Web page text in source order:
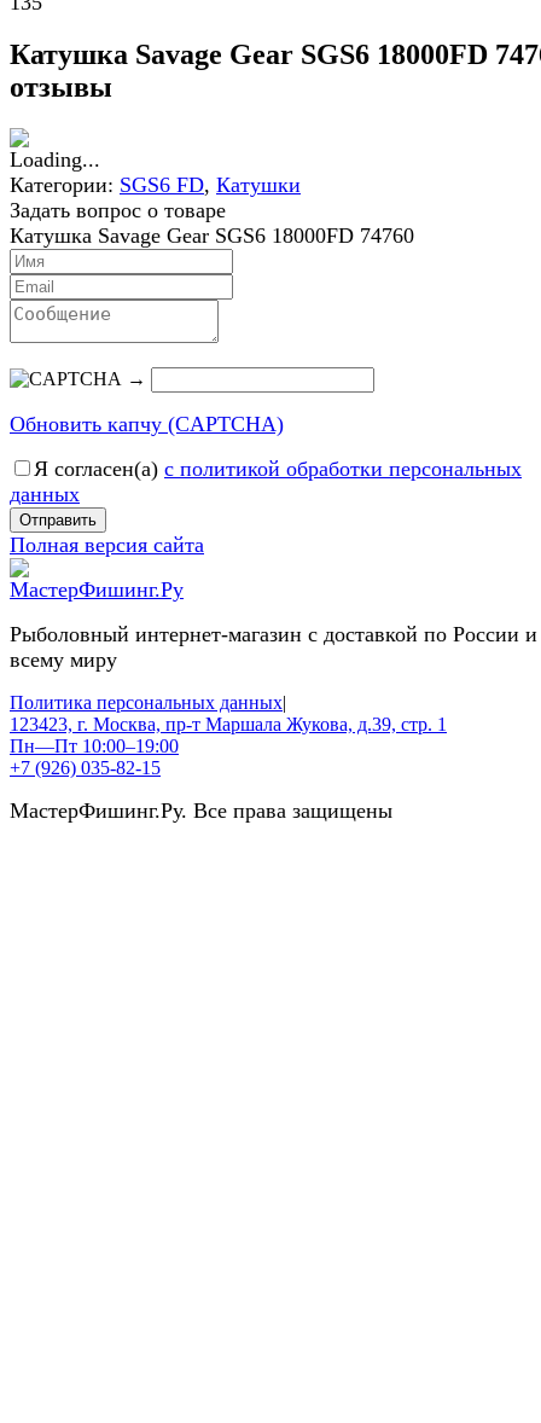
Катушка Savage Gear SGS6 18000FD
отзывы
Категории: SGS6 FD, Катушки
Задать вопрос о товаре
Катушка Savage Gear SGS6 18000FD 74760
→
Обновить капчу (CAPTCHA)
Я согласен(a) с политикой обработки персональных
данных
Отправить
Полная версия сайта
Рыболовный интернет-магазин с доставкой по России и
всему миру
Политика персональных данных|
123423, г. Москва, пр-т Маршала Жукова, д.39, стр. 1
Пн—Пт 10:00–19:00
+7 (926) 035-82-15
МастерФишинг.Ру. Все права защищены